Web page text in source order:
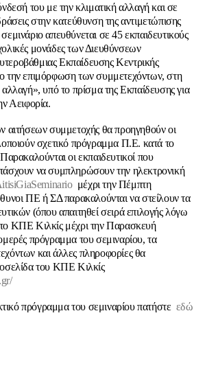
του με την κλιματική αλλαγή και σε
στην κατεύθυνση της αντιμετώπισης
απευθύνεται σε 45 εκπαιδευτικούς
μονάδες των Διευθύνσεων
Εκπαίδευσης Κεντρικής
την επιμόρφωση των συμμετεχόντων, στη
αλλαγή», υπό το πρίσμα της Εκπαίδευσης για
Αειφορία.
αιτήσεων συμμετοχής θα προηγηθούν οι
σχετικό πρόγραμμα Π.Ε. κατά το
οι εκπαιδευτικοί που
να συμπληρώσουν την ηλεκτρονική
μέχρι την Πέμπτη
ΠΕ ή ΣΔ παρακαλούνται να στείλουν τα
(όπου απαιτηθεί σειρά επιλογής λόγω
ΚΠΕ Κιλκίς μέχρι την Παρασκευή
πρόγραμμα του σεμιναρίου, τα
και άλλες πληροφορίες θα
του ΚΠΕ Κιλκίς
πρόγραμμα του σεμιναρίου πατήστε εδώ